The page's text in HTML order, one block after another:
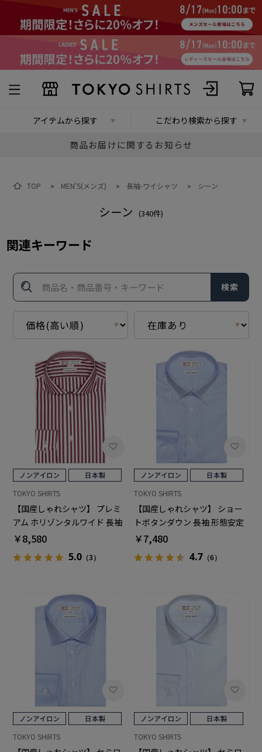
アイテムから探す こだわり検索から探す
商品お届けに関するお知らせ
TOP > MEN'S(メンズ) > 長袖-ワイシャツ > シーン
シーン (340件)
関連キーワード
検索
TOKYO SHIRTS
【国産しゃれシャツ】 プレミ
アム ホリゾンタルワイド 長袖
形態安定 ワイシャツ 綿100%
￥8,580
5.0（3）
TOKYO SHIRTS
【国産しゃれシャツ】 ショー
トボタンダウン 長袖 形態安定
ワイシャツ 綿100%
￥7,480
4.7 （6）
TOKYO SHIRTS TOKYO SHIRTS